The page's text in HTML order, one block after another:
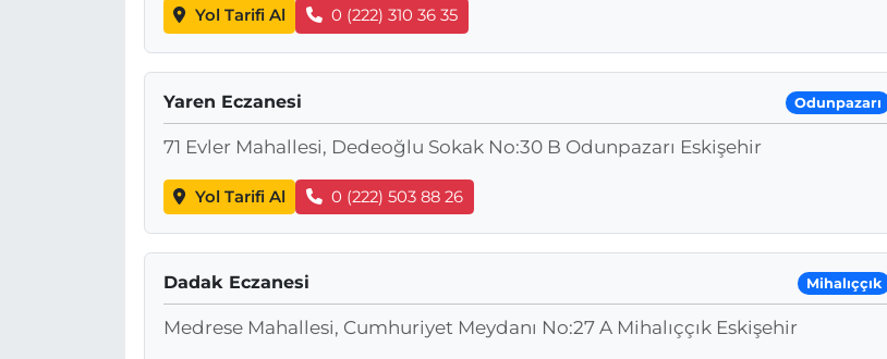
Yol Tarifi Al 0 (222) 310 36 35
Yaren Eczanesi Odunpazarı
71 Evler Mahallesi, Dedeoğlu Sokak No:30 B Odunpazarı Eskişehir
Yol Tarifi Al 0 (222) 503 88 26
Dadak Eczanesi Mihalıççık
Medrese Mahallesi, Cumhuriyet Meydanı No:27 A Mihalıççık Eskişehir